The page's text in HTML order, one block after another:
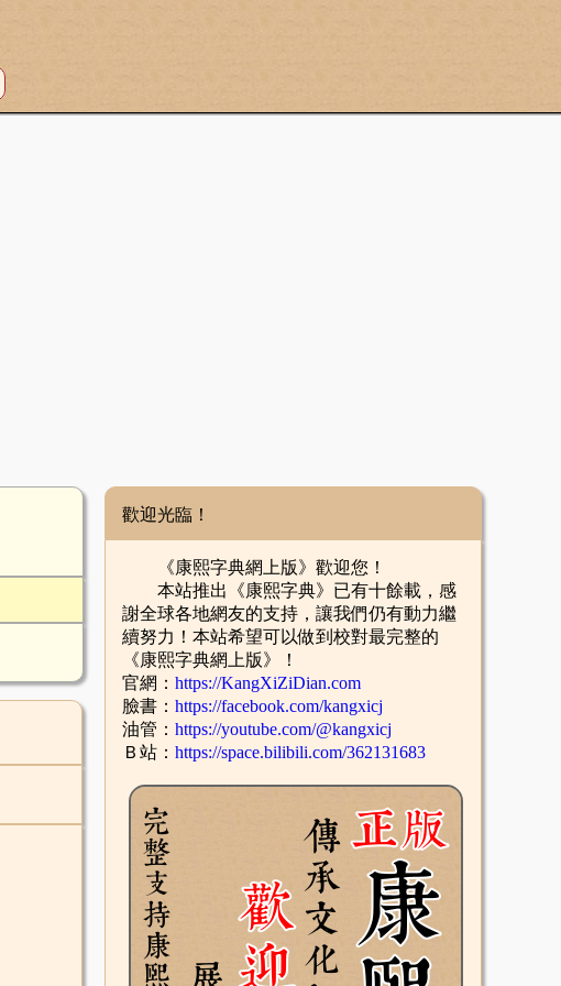
歡迎光臨！
《康熙字典網上版》歡迎您！
本站推出《康熙字典》已有十餘載，感
謝全球各地網友的支持，讓我們仍有動力繼
續努力！本站希望可以做到校對最完整的
《康熙字典網上版》！
官網： https://KangXiZiDian.com
臉書： https://facebook.com/kangxicj
油管： https://youtube.com/@kangxicj
Ｂ站： https://space.bilibili.com/362131683